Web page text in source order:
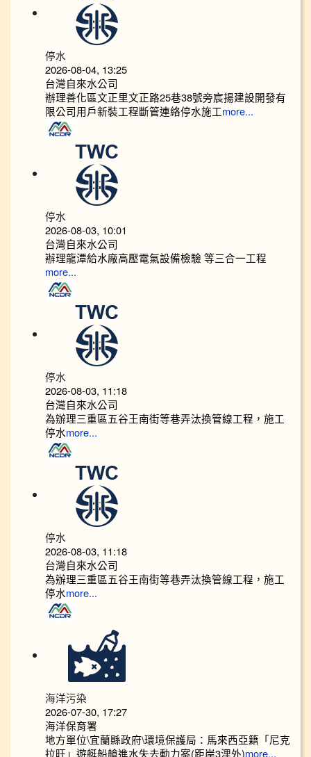
停水
2026-08-04, 13:25
台灣自來水公司
辦理善化區文正里文正路25巷38號旁宸揚建設開發有
限公司用戶新裝工程斷管連絡停水施工more...
停水
2026-08-03, 10:01
台灣自來水公司
辦理龍潭給水廠高壓電氣設備檢驗 等三合一工程
more...
停水
2026-08-03, 11:18
台灣自來水公司
為辦理三重區五谷王南街等巷弄汰換管線工程，施工
停水more...
停水
2026-08-03, 11:18
台灣自來水公司
為辦理三重區五谷王南街等巷弄汰換管線工程，施工
停水more...
海洋污染
2026-07-30, 17:27
海洋保育署
地方單位\宜蘭縣政府\環境保護局：馬來西亞籍「尼克
拉旺」遊艇船艙進水失去動力案(距岸3浬外)more...